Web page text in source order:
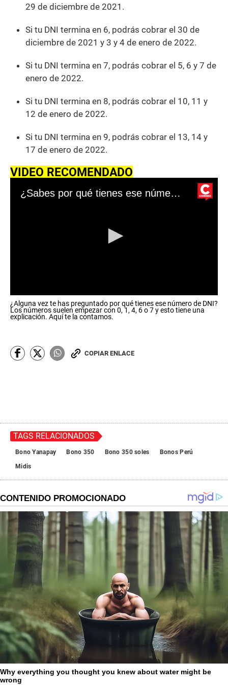
29 de diciembre de 2021.
Si tu DNI termina en 6, podrás cobrar el 30 de
diciembre de 2021 y 3 y 4 de enero de 2022.
Si tu DNI termina en 7, podrás cobrar el 5, 6 y 7 de
enero de 2022.
Si tu DNI termina en 8, podrás cobrar el 10, 11 y
12 de enero de 2022.
Si tu DNI termina en 9, podrás cobrar el 13, 14 y
17 de enero de 2022.
VIDEO RECOMENDADO
¿Sabes por qué tienes ese número de DNI?
s
e
d
s
n
d
¿Alguna vez te has preguntado por qué tienes ese número de DNI?
Los números suelen empezar con 0, 1, 4, 6 o 7 y esto tiene una
explicación. Aquí te la contamos.
COPIAR ENLACE
TAGS RELACIONADOS
Bono Yanapay Bono 350 Bono 350 soles
Bonos Perú
Midis